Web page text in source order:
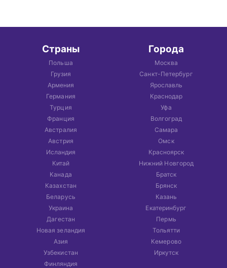
Страны
Польша
Грузия
Армения
Германия
Турция
Франция
Австралия
Австрия
Исландия
Китай
Канада
Казахстан
Беларусь
Украина
Дагестан
Новая зеландия
Азия
Узбекистан
Финляндия
Города
Москва
Санкт-Петербург
Ярославль
Краснодар
Уфа
Волгоград
Самара
Омск
Красноярск
Нижний Новгород
Братск
Брянск
Казань
Екатеринбург
Пермь
Тольятти
Кемерово
Иркутск